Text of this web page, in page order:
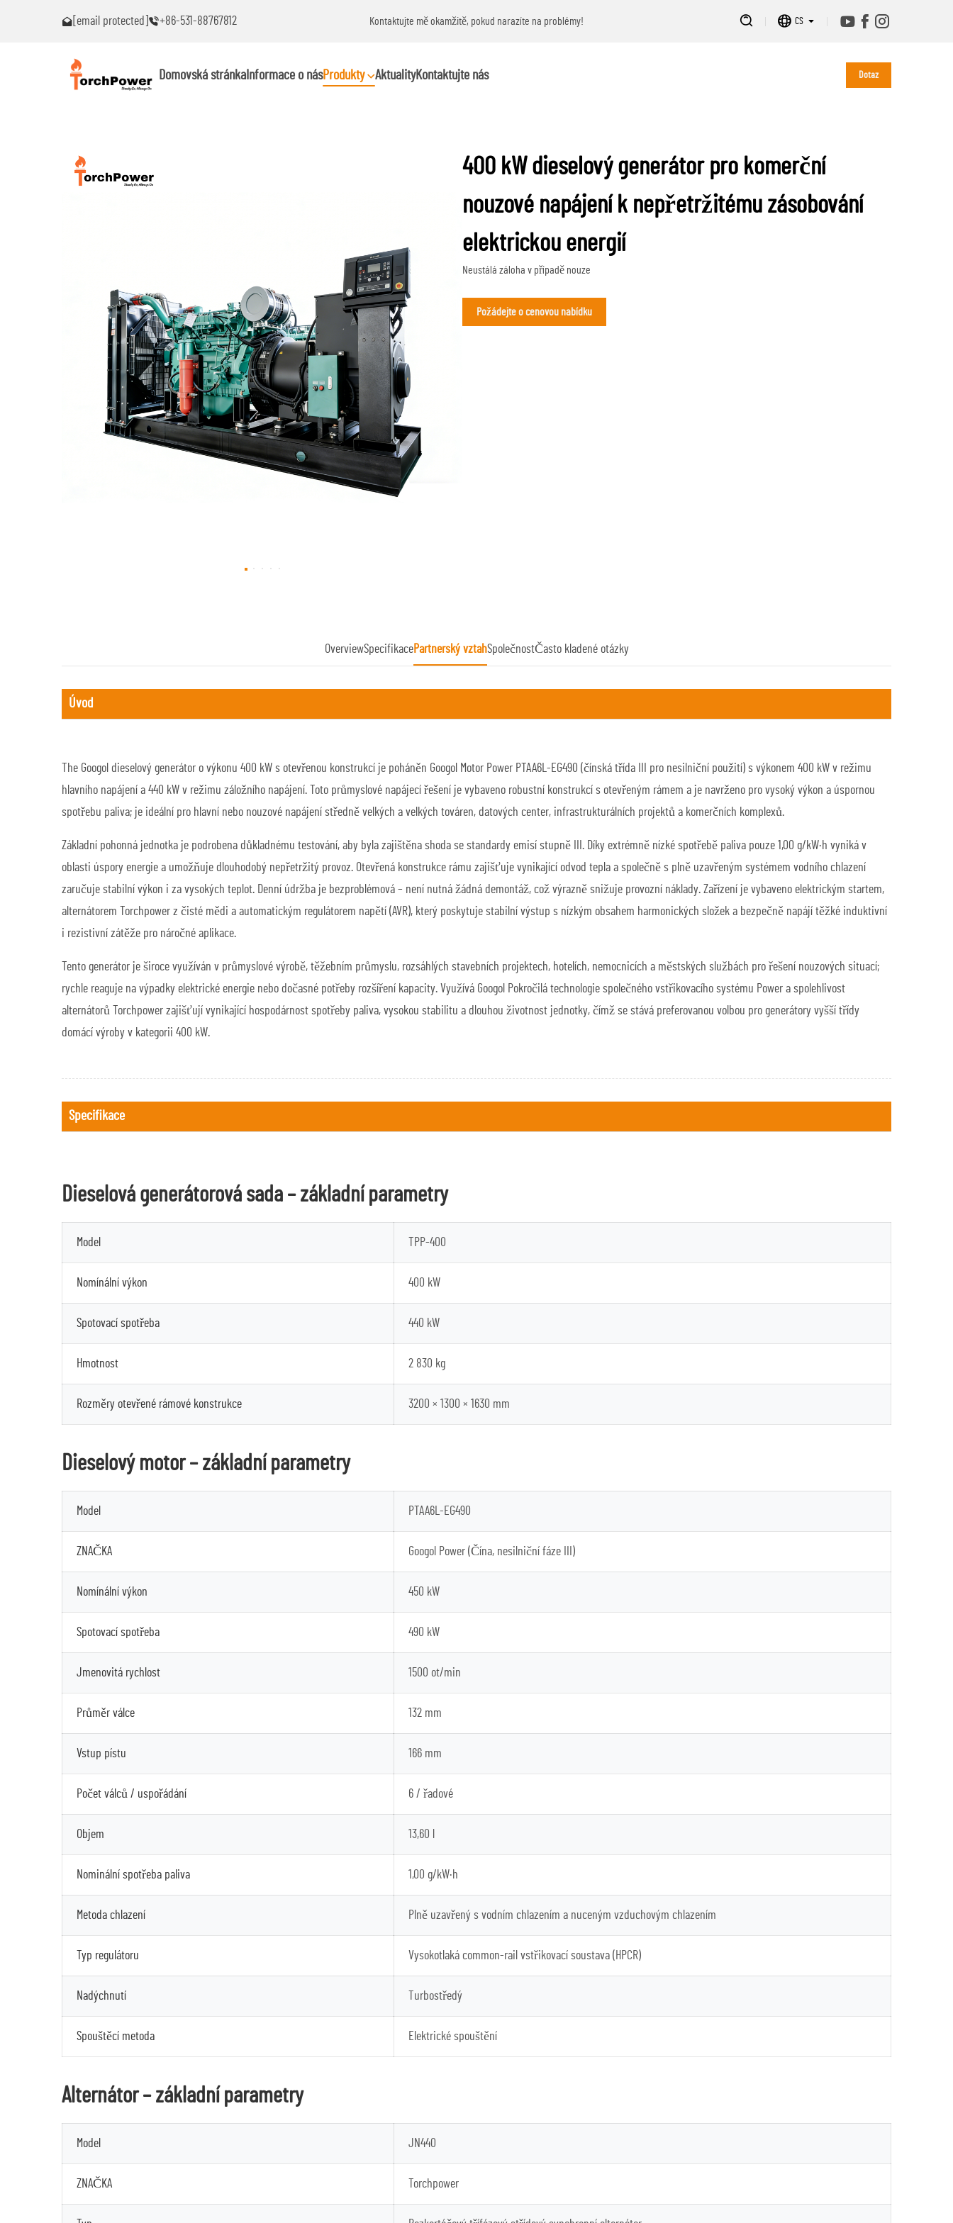
[email protected] +86-531-88767812
Kontaktujte mě okamžitě, pokud narazíte na problémy! Kontaktujte mě okamžitě, pokud narazíte na problémy! CS
Domovská stránkaInformace o násProdukty AktualityKontaktujte nás Dotaz
400 kW dieselový generátor pro komerční
nouzové napájení k nepřetržitému zásobování
elektrickou energií
Neustálá záloha v případě nouze
Požádejte o cenovou nabídku
OverviewSpecifikacePartnerský vztahSpolečnostČasto kladené otázky
Úvod
The Googol dieselový generátor o výkonu 400 kW s otevřenou konstrukcí je poháněn Googol Motor Power PTAA6L-EG490 (čínská třída III pro nesilniční použití) s výkonem 400 kW v režimu
hlavního napájení a 440 kW v režimu záložního napájení. Toto průmyslové napájecí řešení je vybaveno robustní konstrukcí s otevřeným rámem a je navrženo pro vysoký výkon a úspornou
spotřebu paliva; je ideální pro hlavní nebo nouzové napájení středně velkých a velkých továren, datových center, infrastrukturálních projektů a komerčních komplexů.
Základní pohonná jednotka je podrobena důkladnému testování, aby byla zajištěna shoda se standardy emisí stupně III. Díky extrémně nízké spotřebě paliva pouze 1,00 g/kW·h vyniká v
oblasti úspory energie a umožňuje dlouhodobý nepřetržitý provoz. Otevřená konstrukce rámu zajišťuje vynikající odvod tepla a společně s plně uzavřeným systémem vodního chlazení
zaručuje stabilní výkon i za vysokých teplot. Denní údržba je bezproblémová – není nutná žádná demontáž, což výrazně snižuje provozní náklady. Zařízení je vybaveno elektrickým startem,
alternátorem Torchpower z čisté mědi a automatickým regulátorem napětí (AVR), který poskytuje stabilní výstup s nízkým obsahem harmonických složek a bezpečně napájí těžké induktivní
i rezistivní zátěže pro náročné aplikace.
Tento generátor je široce využíván v průmyslové výrobě, těžebním průmyslu, rozsáhlých stavebních projektech, hotelích, nemocnicích a městských službách pro řešení nouzových situací;
rychle reaguje na výpadky elektrické energie nebo dočasné potřeby rozšíření kapacity. Využívá Googol Pokročilá technologie společného vstřikovacího systému Power a spolehlivost
alternátorů Torchpower zajišťují vynikající hospodárnost spotřeby paliva, vysokou stabilitu a dlouhou životnost jednotky, čímž se stává preferovanou volbou pro generátory vyšší třídy
domácí výroby v kategorii 400 kW.
Specifikace
Dieselová generátorová sada – základní parametry
Model TPP-400
Nomínální výkon 400 kW
Spotovací spotřeba 440 kW
Hmotnost 2 830 kg
Rozměry otevřené rámové konstrukce 3200 × 1300 × 1630 mm
Dieselový motor – základní parametry
Model PTAA6L-EG490
ZNAČKA Googol Power (Čína, nesilniční fáze III)
Nomínální výkon 450 kW
Spotovací spotřeba 490 kW
Jmenovitá rychlost 1500 ot/min
Průměr válce 132 mm
Vstup pístu 166 mm
Počet válců / uspořádání 6 / řadové
Objem 13,60 l
Nominální spotřeba paliva 1,00 g/kW·h
Metoda chlazení Plně uzavřený s vodním chlazením a nuceným vzduchovým chlazením
Typ regulátoru Vysokotlaká common-rail vstřikovací soustava (HPCR)
Nadýchnutí Turbostředý
Spouštěcí metoda Elektrické spouštění
Alternátor – základní parametry
Model JN440
ZNAČKA Torchpower